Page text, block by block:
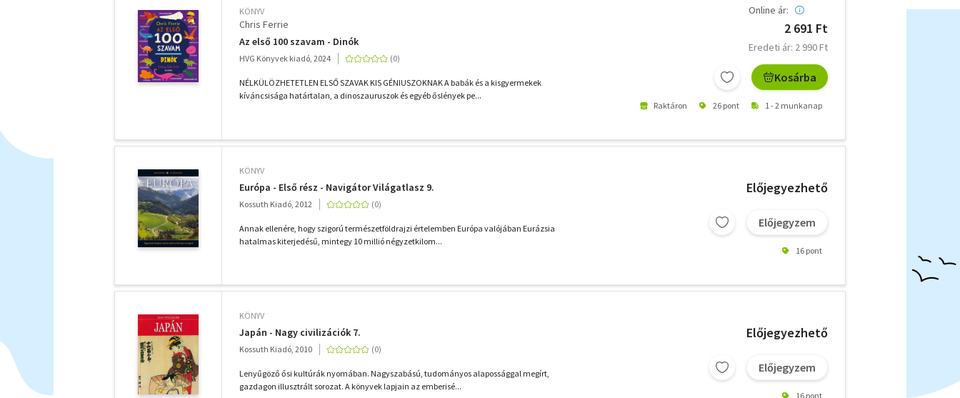
KÖNYV
Chris Ferrie
Az első 100 szavam - Dinók
HVG Könyvek kiadó, 2024
NÉLKÜLÖZHETETLEN ELSŐ SZAVAK KIS GÉNIUSZOKNAK A babák és a kisgyermekek
kíváncsisága határtalan, a dinoszauruszok és egyéb őslények pe...
Online ár:
2 691 Ft
Eredeti ár: 2 990 Ft
Kosárba
Raktáron 26 pont 1 - 2 munkanap
KÖNYV
Európa - Első rész - Navigátor Világatlasz 9.
Kossuth Kiadó, 2012
Annak ellenére, hogy szigorú természetföldrajzi értelemben Európa valójában Eurázsia
hatalmas kiterjedésű, mintegy 10 millió négyzetkilom...
Előjegyezhető
Előjegyzem
16 pont
KÖNYV
Japán - Nagy civilizációk 7.
Kossuth Kiadó, 2010
Lenyűgöző ősi kultúrák nyomában. Nagyszabású, tudományos alapossággal megírt,
gazdagon illusztrált sorozat. A könyvek lapjain az emberisé...
Előjegyezhető
Előjegyzem
16 pont